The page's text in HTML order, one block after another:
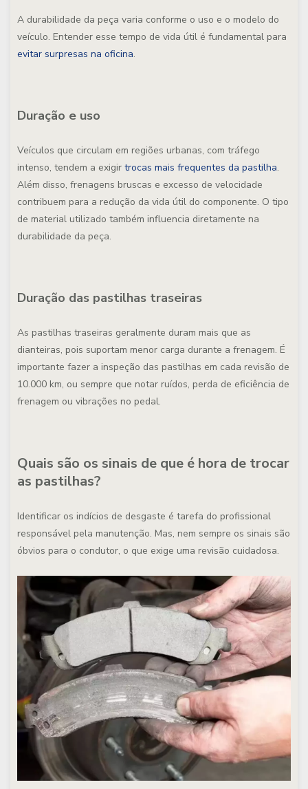
A durabilidade da peça varia conforme o uso e o modelo do
veículo. Entender esse tempo de vida útil é fundamental para
evitar surpresas na oficina.
Duração e uso
Veículos que circulam em regiões urbanas, com tráfego
intenso, tendem a exigir trocas mais frequentes da pastilha.
Além disso, frenagens bruscas e excesso de velocidade
contribuem para a redução da vida útil do componente. O tipo
de material utilizado também influencia diretamente na
durabilidade da peça.
Duração das pastilhas traseiras
As pastilhas traseiras geralmente duram mais que as
dianteiras, pois suportam menor carga durante a frenagem. É
importante fazer a inspeção das pastilhas em cada revisão de
10.000 km, ou sempre que notar ruídos, perda de eficiência de
frenagem ou vibrações no pedal.
Quais são os sinais de que é hora de trocar
as pastilhas?
Identificar os indícios de desgaste é tarefa do profissional
responsável pela manutenção. Mas, nem sempre os sinais são
óbvios para o condutor, o que exige uma revisão cuidadosa.